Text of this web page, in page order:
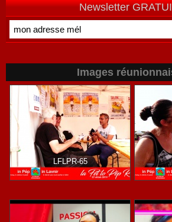
Newsletter
Images
LFLPR-65